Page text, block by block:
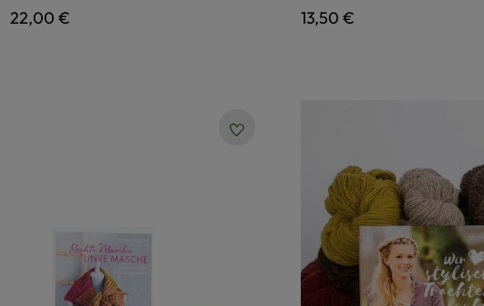
Regulärer Preis:
22,00 € Regulärer Preis:
13,50 €